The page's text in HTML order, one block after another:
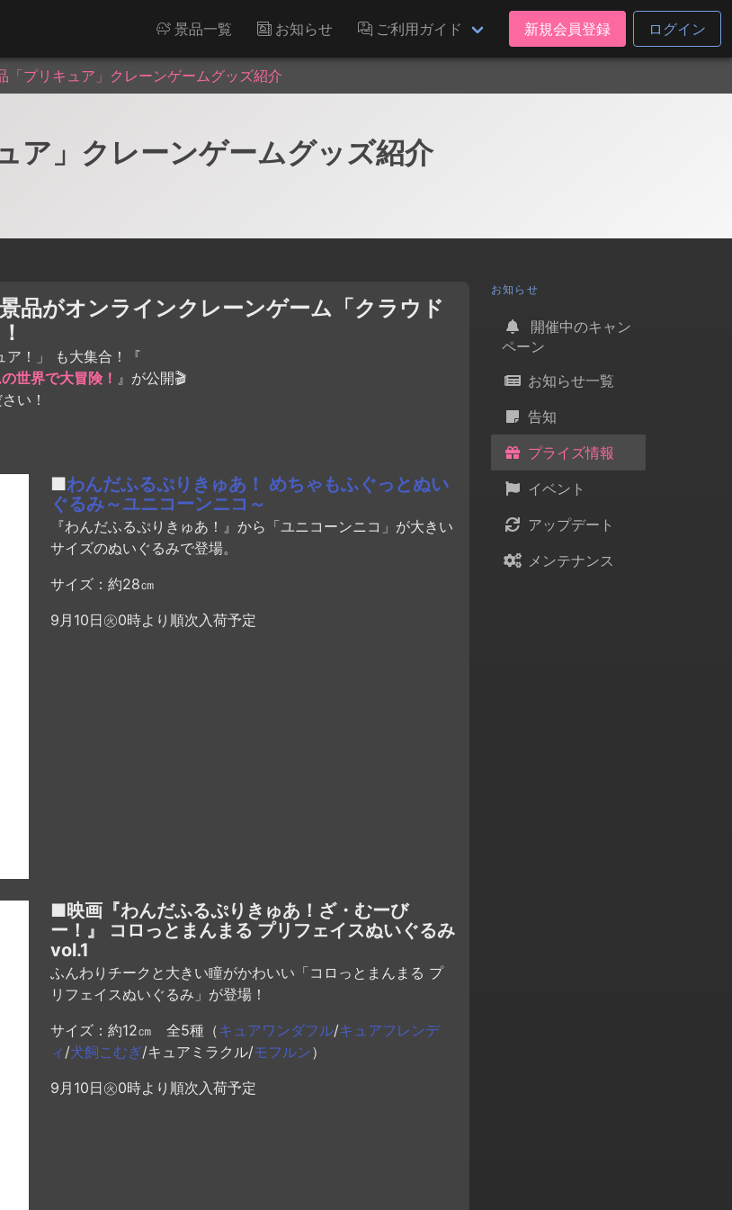
景品一覧 お知らせ ご利用ガイド 新規会員登録 ログイン
「プリキュア」クレーンゲームグッズ紹介
ア」クレーンゲームグッズ紹介
景品がオンラインクレーンゲーム「クラウド
ア！」 も大集合！『
世界で大冒険！ 』が公開🎬
い！
■わんだふるぷりきゅあ！ めちゃもふぐっとぬい
ぐるみ～ユニコーンニコ～
『わんだふるぷりきゅあ！』から「ユニコーンニコ」が大きい
サイズのぬいぐるみで登場。
サイズ：約28㎝
9月10日㊋0時より順次入荷予定
■映画『わんだふるぷりきゅあ！ざ・むーび
ー！』 コロっとまんまる プリフェイスぬいぐるみ
vol.1
ふんわりチークと大きい瞳がかわいい「コロっとまんまる プ
リフェイスぬいぐるみ」が登場！
サイズ：約12㎝ 全5種（キュアワンダフル/キュアフレンデ
ィ /犬飼こむぎ/キュアミラクル/モフルン）
9月10日㊋0時より順次入荷予定
お知らせ
開催中のキャン
ペーン
お知らせ一覧
告知
プライズ情報
イベント
アップデート
メンテナンス